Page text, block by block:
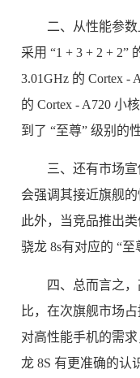
二、从性能参
采用 “1 + 3 + 2 + 2”
3.01GHz 的 Cortex -
的 Cortex - A720 小
到了 “至尊” 级别的
三、还有市场
会强调其接近旗舰
此外，当竞品推出
骁龙 8s有对应的 “至
四、总而言之
比，在次旗舰市场
对高性能手机的需
龙 8S 有更准确的认